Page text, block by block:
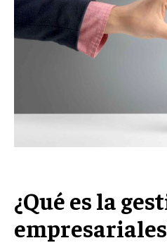
Welcome to Liberty Case
We have a curated list of the
across the globe. With any
that let
¿Qué es la